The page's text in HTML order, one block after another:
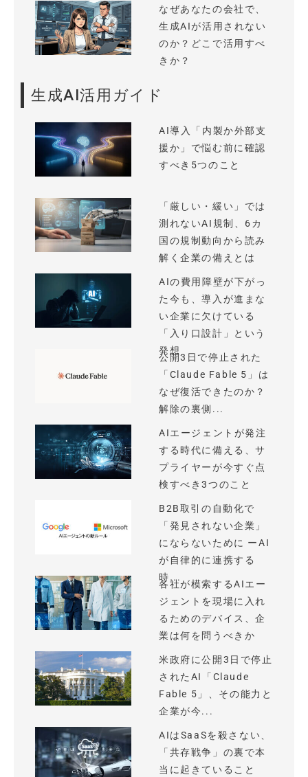
なぜあなたの会社で、
生成AIが活用されない
のか？どこで活用すべ
きか？
生成AI活用ガイド
AI導入「内製か外部支
援か」で悩む前に確認
すべき5つのこと
「厳しい・緩い」では
測れないAI規制、6カ
国の規制動向から読み
解く企業の備えとは
AIの費用障壁が下がっ
た今も、導入が進まな
い企業に欠けている
「入り口設計」という
発想
公開3日で停止された
「Claude Fable 5」は
なぜ復活できたのか？
解除の裏側...
AIエージェントが発注
する時代に備える、サ
プライヤーが今すぐ点
検すべき3つのこと
B2B取引の自動化で
「発見されない企業」
にならないために ーAI
が自律的に連携する
時...
各社が模索するAIエー
ジェントを現場に入れ
るためのデバイス、企
業は何を問うべきか
米政府に公開3日で停止
されたAI「Claude
Fable 5」、その能力と
企業が今...
AIはSaaSを殺さない、
「共存戦争」の裏で本
当に起きていること